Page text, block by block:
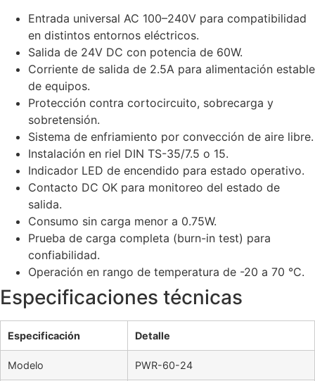
Entrada universal AC 100–240V para compatibilidad
en distintos entornos eléctricos.
Salida de 24V DC con potencia de 60W.
Corriente de salida de 2.5A para alimentación estable
de equipos.
Protección contra cortocircuito, sobrecarga y
sobretensión.
Sistema de enfriamiento por convección de aire libre.
Instalación en riel DIN TS-35/7.5 o 15.
Indicador LED de encendido para estado operativo.
Contacto DC OK para monitoreo del estado de
salida.
Consumo sin carga menor a 0.75W.
Prueba de carga completa (burn-in test) para
confiabilidad.
Operación en rango de temperatura de -20 a 70 °C.
Especificaciones técnicas
Especificación Detalle
Modelo PWR-60-24